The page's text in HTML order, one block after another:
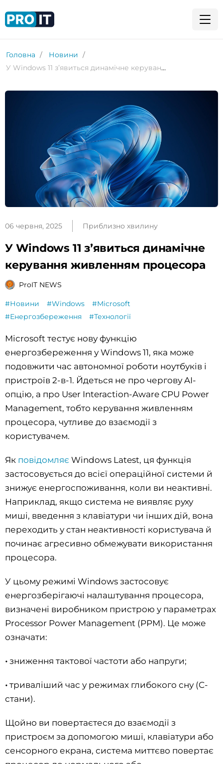
Головна
Новини
У Windows 11 зʼявиться динамічне керування живленням процесора
06 червня, 2025 Приблизно хвилину
У Windows 11 зʼявиться динамічне
керування живленням процесора
ProIT NEWS
#Новини #Windows
#Microsoft
#Енергозбереження
#Технології
Microsoft тестує нову функцію
енергозбереження у Windows 11, яка може
подовжити час автономної роботи ноутбуків і
пристроїв 2-в-1. Йдеться не про чергову AI-
опцію, а про User Interaction-Aware CPU Power
Management, тобто керування живленням
процесора, чутливе до взаємодії з
користувачем.
Як повідомляє Windows Latest, ця функція
застосовується до всієї операційної системи й
знижує енергоспоживання, коли ви неактивні.
Наприклад, якщо система не виявляє руху
миші, введення з клавіатури чи інших дій, вона
переходить у стан неактивності користувача й
починає агресивно обмежувати використання
процесора.
У цьому режимі Windows застосовує
енергозберігаючі налаштування процесора,
визначені виробником пристрою у параметрах
Processor Power Management (PPM). Це може
означати:
• зниження тактової частоти або напруги;
• триваліший час у режимах глибокого сну (C-
стани).
Щойно ви повертаєтеся до взаємодії з
пристроєм за допомогою миші, клавіатури або
сенсорного екрана, система миттєво повертає